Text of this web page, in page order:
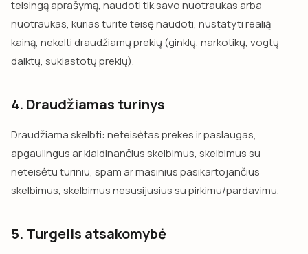
teisingą aprašymą, naudoti tik savo nuotraukas arba
nuotraukas, kurias turite teisę naudoti, nustatyti realią
kainą, nekelti draudžiamų prekių (ginklų, narkotikų, vogtų
daiktų, suklastotų prekių).
4. Draudžiamas turinys
Draudžiama skelbti: neteisėtas prekes ir paslaugas,
apgaulingus ar klaidinančius skelbimus, skelbimus su
neteisėtu turiniu, spam ar masinius pasikartojančius
skelbimus, skelbimus nesusijusius su pirkimu/pardavimu.
5. Turgelis atsakomybė